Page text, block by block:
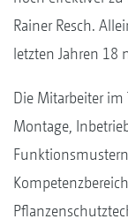
Rainer Resch.
letzten Jahren 18
Die Mitarbeiter
Montage,